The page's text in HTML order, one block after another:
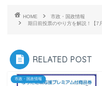
HOME
市政・国政情報
期日前投票のやり方を解説！【7
RELATED POST
市政・国政情報